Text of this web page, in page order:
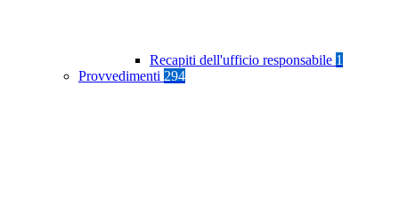
Recapiti dell'ufficio responsabile 1
Provvedimenti 294